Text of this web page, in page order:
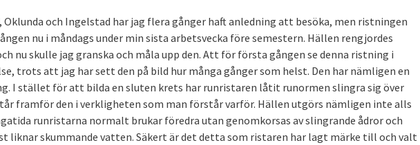
och Ingelstad har jag flera gånger haft anledning att besöka, men ristningen
nu i måndags under min sista arbetsvecka före semestern. Hällen rengjordes
nu skulle jag granska och måla upp den. Att för första gången se denna ristning i
trots att jag har sett den på bild hur många gånger som helst. Den har nämligen en
I stället för att bilda en sluten krets har runristaren låtit runormen slingra sig över
framför den i verkligheten som man förstår varför. Hällen utgörs nämligen inte alls
runristarna normalt brukar föredra utan genomkorsas av slingrande ådror och
liknar skummande vatten. Säkert är det detta som ristaren har lagt märke till och valt